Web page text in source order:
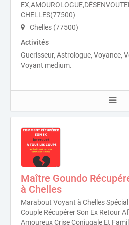
CHELLES(77500)
Chelles (77500)
Activités
Guerisseur, Astrologue, Voyance,
Voyant medium.
Maître Goundo
à Chelles
Marabout Voyant à Chelles
Couple Récupérer Son Ex Retour
Amoureux Crise Conjugale Et